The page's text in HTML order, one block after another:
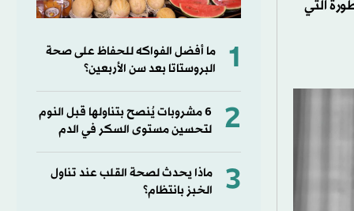
التي
1
ما أفضل الفواكه للحفاظ على صحة
البروستاتا بعد سن الأربعين؟
2
6 مشروبات يُنصح بتناولها قبل النوم
لتحسين مستوى السكر في الدم
3
ماذا يحدث لصحة القلب عند تناول
الخبز بانتظام؟